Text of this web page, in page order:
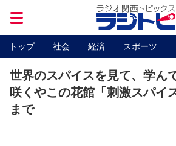
トップ 社会 経済 スポーツ
世界のスパイスを見て、学ん
咲くやこの花館「刺激スパイ
まで